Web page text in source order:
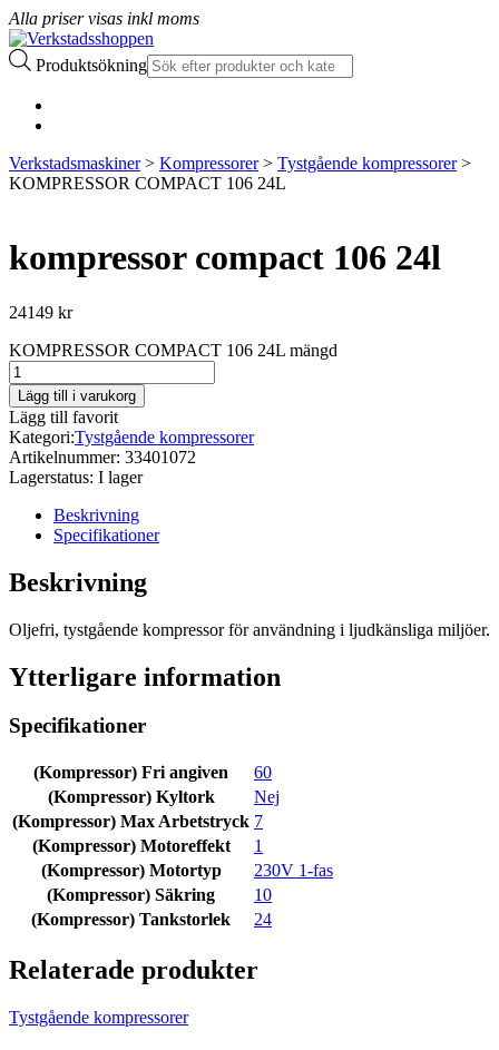
Alla priser visas inkl moms
Produktsökning
Verkstadsmaskiner> Kompressorer> Tystgående kompressorer>
KOMPRESSOR COMPACT 106 24L
kompressor compact 106 24l
24149 kr
KOMPRESSOR COMPACT 106 24L mängd
Lägg till i varukorg
Lägg till favorit
Kategori:Tystgående kompressorer
Artikelnummer: 33401072
Lagerstatus: I lager
Beskrivning
Specifikationer
Beskrivning
Oljefri, tystgående kompressor för användning i ljudkänsliga miljöer.
Ytterligare information
Specifikationer
(Kompressor) Fri angiven
60
(Kompressor) Kyltork
Nej
(Kompressor) Max Arbetstryck 7
(Kompressor) Motoreffekt
1
(Kompressor) Motortyp
230V 1-fas
(Kompressor) Säkring
10
(Kompressor) Tankstorlek
24
Relaterade produkter
Tystgående kompressorer